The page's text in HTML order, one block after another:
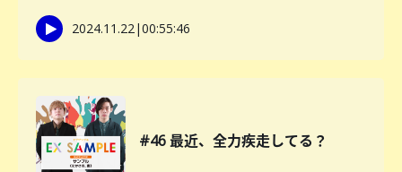
2024.11.22|00:55:46
#46 最近、全力疾走してる？